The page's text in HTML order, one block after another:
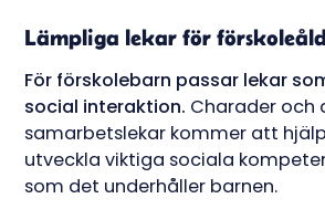
Lämpliga lekar för
För förskolebarn passar lekar
social interaktion. Charader och
samarbetslekar kommer att
utveckla viktiga sociala
som det underhåller barnen.